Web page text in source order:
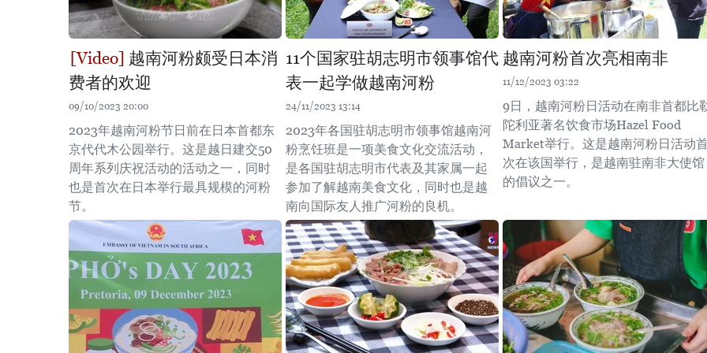
越南河粉颇受日本消
费者的欢迎
09/10/2023 20:00
2023年越南河粉节日前在日本首都东
京代代木公园举行。这是越日建交50
周年系列庆祝活动的活动之一，同时
也是首次在日本举行最具规模的河粉
节。
11个国家驻胡志明市领事馆代
表一起学做越南河粉
24/11/2023 13:14
2023年各国驻胡志明市领事馆越南河
粉烹饪班是一项美食文化交流活动，
是各国驻胡志明市代表及其家属一起
参加了解越南美食文化，同时也是越
南向国际友人推广河粉的良机。
越南河粉首次亮相南非
11/12/2023 03:22
9日，越南河粉日活动在南非首都比
陀利亚著名饮食市场Hazel Food
Market举行。这是越南河粉日活动
次在该国举行，是越南驻南非大使馆
的倡议之一。